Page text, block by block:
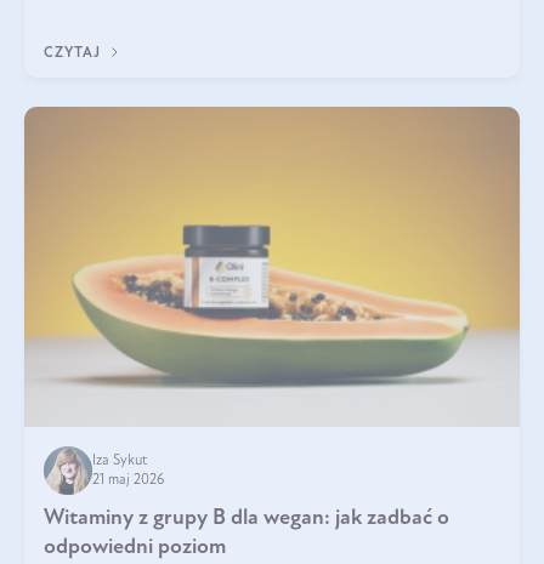
CZYTAJ
Iza Sykut
21 maj 2026
Witaminy z grupy B dla wegan: jak zadbać o
odpowiedni poziom